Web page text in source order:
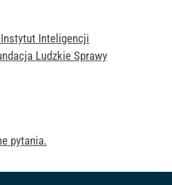
Instytut Inteligencji
Ludzkie Sprawy
pytania.